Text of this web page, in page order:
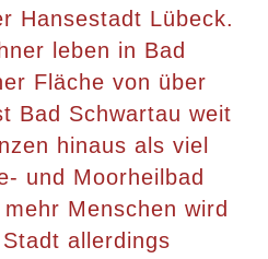
Hansestadt Lübeck.
leben in Bad
Fläche von über
Bad Schwartau weit
hinaus als viel
und Moorheilbad
Menschen wird
allerdings